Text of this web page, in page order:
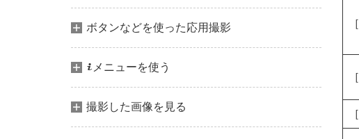
ボタンなどを使った応用撮影
iメニューを使う
撮影した画像を見る
［
［
［